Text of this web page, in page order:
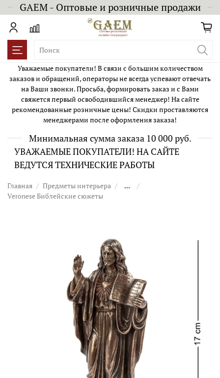
GAEM - Оптовые и розничные продажи
Уважаемые покупатели! В связи с большим количеством
заказов и обращений, операторы не всегда успевают отвечать
на Ваши звонки. Просьба, формировать заказ и с Вами
свяжется первый освободившийся менеджер! На сайте
рекомендованные розничные цены! Скидки проставляются
менеджерами после оформления заказа!
Минимальная сумма заказа 10 000 руб.
УВАЖАЕМЫЕ ПОКУПАТЕЛИ! НА САЙТЕ
ВЕДУТСЯ ТЕХНИЧЕСКИЕ РАБОТЫ
Главная Предметы интерьера
...
Veronese Библейские сюжеты